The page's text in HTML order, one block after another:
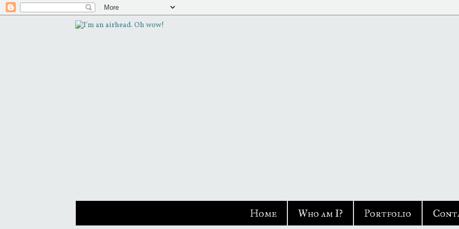
Home Who am I? Portfolio